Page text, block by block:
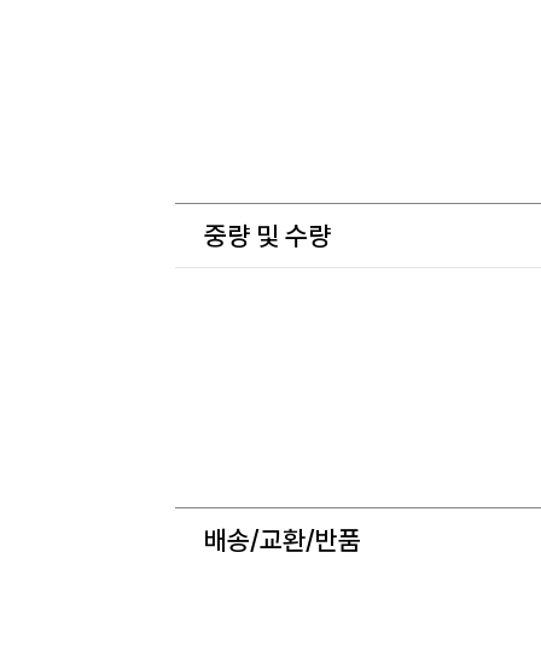
중량 및 수량
배송/교환/반품